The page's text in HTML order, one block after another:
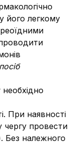
його легкому
При наявності
чергу провести
Без належного